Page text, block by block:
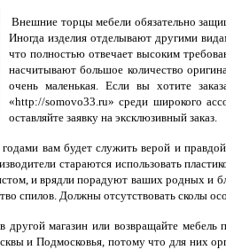
Внешние торцы мебели обязательно
Иногда изделия отделывают другими
что полностью отвечает высоким
насчитывают большое количество
очень маленькая. Если вы хотите
«http://somovo33.ru» среди широкого
оставляйте заявку на эксклюзивный заказ.
вам будет служить верой и
стараются использовать
и врядли порадуют ваших родных
спилов. Должны отсутствовать сколы
магазин или возвращайте
и Подмосковья, потому что для них